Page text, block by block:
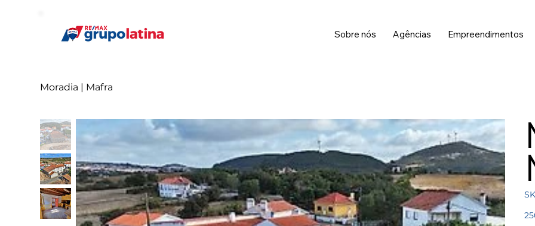
Sobre nós Agências Empreendimentos
Moradia | Mafra